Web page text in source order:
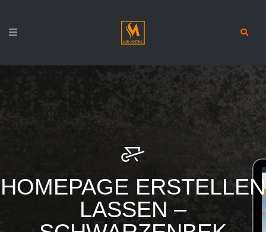
HOMEPAGE ERSTELLEN
LASSEN –